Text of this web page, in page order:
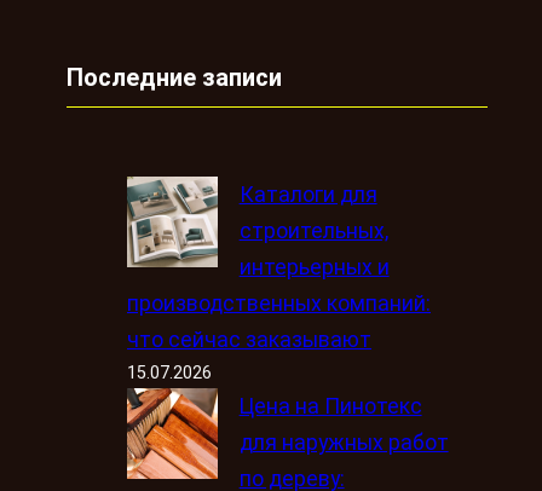
Последние записи
Каталоги для
строительных,
интерьерных и
производственных компаний:
что сейчас заказывают
15.07.2026
Цена на Пинотекс
для наружных работ
по дереву: